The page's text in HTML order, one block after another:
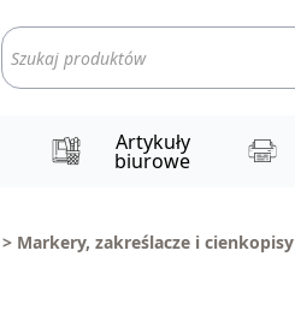
Wyszukiwarka
produktów
Artykuły
biurowe
> Markery, zakreślacze i cienkopisy